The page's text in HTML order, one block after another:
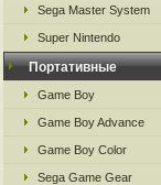
Sega Master System
Super Nintendo
Портативные
Game Boy
Game Boy Advance
Game Boy Color
Sega Game Gear